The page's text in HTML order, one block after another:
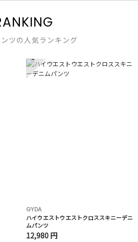
ツの人気ランキング
2
GYDA
ハイウエストウエストクロススキニーデニ
ムパンツ
12,980 円